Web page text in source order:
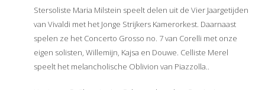
Stersoliste Maria Milstein speelt delen uit de Vier Jaargetijden
van Vivaldi met het Jonge Strijkers Kamerorkest. Daarnaast
spelen ze het Concerto Grosso no. 7 van Corelli met onze
eigen solisten, Willemijn, Kajsa en Douwe. Celliste Merel
speelt het melancholische Oblivion van Piazzolla..